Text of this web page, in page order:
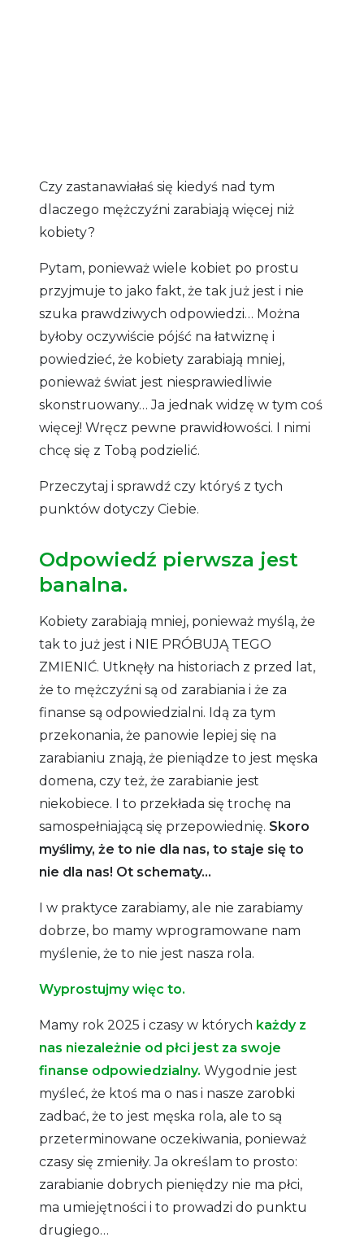
Czy zastanawiałaś się kiedyś nad tym
dlaczego mężczyźni zarabiają więcej niż
kobiety?
Pytam, ponieważ wiele kobiet po prostu
przyjmuje to jako fakt, że tak już jest i nie
szuka prawdziwych odpowiedzi… Można
byłoby oczywiście pójść na łatwiznę i
powiedzieć, że kobiety zarabiają mniej,
ponieważ świat jest niesprawiedliwie
skonstruowany… Ja jednak widzę w tym coś
więcej! Wręcz pewne prawidłowości. I nimi
chcę się z Tobą podzielić.
Przeczytaj i sprawdź czy któryś z tych
punktów dotyczy Ciebie.
Odpowiedź pierwsza jest
banalna.
Kobiety zarabiają mniej, ponieważ myślą, że
tak to już jest i NIE PRÓBUJĄ TEGO
ZMIENIĆ. Utknęły na historiach z przed lat,
że to mężczyźni są od zarabiania i że za
finanse są odpowiedzialni. Idą za tym
przekonania, że panowie lepiej się na
zarabianiu znają, że pieniądze to jest męska
domena, czy też, że zarabianie jest
niekobiece. I to przekłada się trochę na
samospełniającą się przepowiednię. Skoro
myślimy, że to nie dla nas, to staje się to
nie dla nas! Ot schematy…
I w praktyce zarabiamy, ale nie zarabiamy
dobrze, bo mamy wprogramowane nam
myślenie, że to nie jest nasza rola.
Wyprostujmy więc to.
Mamy rok 2025 i czasy w których każdy z
nas niezależnie od płci jest za swoje
finanse odpowiedzialny. Wygodnie jest
myśleć, że ktoś ma o nas i nasze zarobki
zadbać, że to jest męska rola, ale to są
przeterminowane oczekiwania, ponieważ
czasy się zmieniły. Ja określam to prosto:
zarabianie dobrych pieniędzy nie ma płci,
ma umiejętności i to prowadzi do punktu
drugiego…